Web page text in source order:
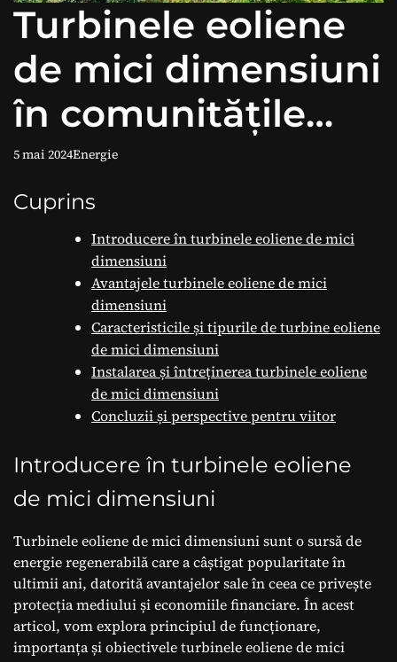
Turbinele eoliene
de mici dimensiuni
în comunitățile
izolate
5 mai 2024Energie
Cuprins
Introducere în turbinele eoliene de mici
dimensiuni
Avantajele turbinele eoliene de mici
dimensiuni
Caracteristicile și tipurile de turbine eoliene
de mici dimensiuni
Instalarea și întreținerea turbinele eoliene
de mici dimensiuni
Concluzii și perspective pentru viitor
Introducere în turbinele eoliene
de mici dimensiuni
Turbinele eoliene de mici dimensiuni sunt o sursă de
energie regenerabilă care a câștigat popularitate în
ultimii ani, datorită avantajelor sale în ceea ce privește
protecția mediului și economiile financiare. În acest
articol, vom explora principiul de funcționare,
importanța și obiectivele turbinele eoliene de mici